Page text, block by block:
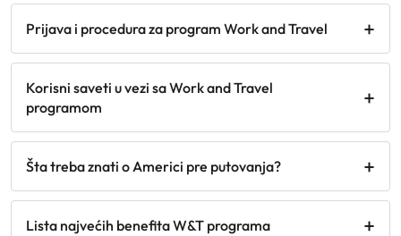
Prijava i procedura za program Work and Travel
Korisni saveti u vezi sa Work and Travel
programom
Šta treba znati o Americi pre putovanja?
Lista najvećih benefita W&T programa